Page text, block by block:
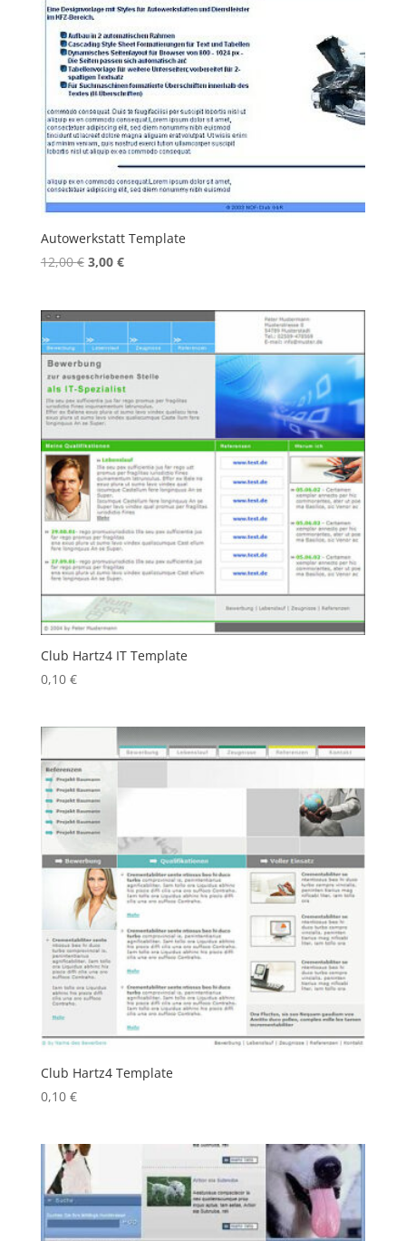
Autowerkstatt Template
12,00€ Ursprünglicher
12,00 €
3,00 €Aktueller
3,00 €.
Club Hartz4 IT Template
0,10 €
Club Hartz4 Template
0,10 €